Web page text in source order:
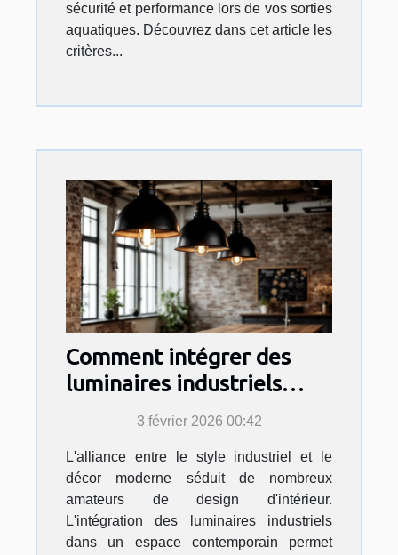
sécurité et performance lors de vos sorties
aquatiques. Découvrez dans cet article les
critères...
Comment intégrer des
luminaires industriels
dans un décor moderne ?
3 février 2026 00:42
L'alliance entre le style industriel et le
décor moderne séduit de nombreux
amateurs de design d'intérieur.
L'intégration des luminaires industriels
dans un espace contemporain permet